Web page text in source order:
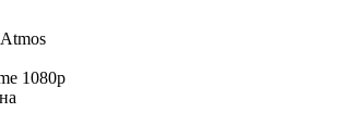
1080p